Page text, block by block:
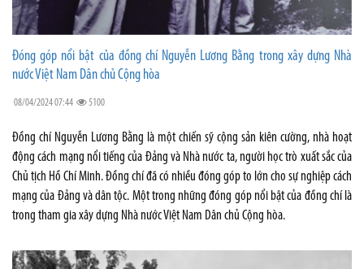
Đóng góp nổi bật của đồng chí Nguyễn Lương Bằng trong xây dựng Nhà
nước Việt Nam Dân chủ Cộng hòa
08/04/2024 07:44 5100
Đồng chí Nguyễn Lương Bằng là một chiến sỹ cộng sản kiên cường, nhà hoạt
động cách mạng nổi tiếng của Đảng và Nhà nước ta, người học trò xuất sắc của
Chủ tịch Hồ Chí Minh. Đồng chí đã có nhiều đóng góp to lớn cho sự nghiệp cách
mạng của Đảng và dân tộc. Một trong những đóng góp nổi bật của đồng chí là
trong tham gia xây dựng Nhà nước Việt Nam Dân chủ Cộng hòa.